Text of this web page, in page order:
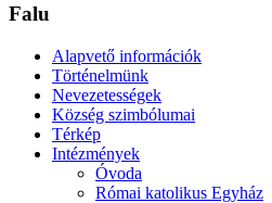
Falu
Alapvető információk
Történelmünk
Nevezetességek
Község szimbólumai
Térkép
Intézmények
Óvoda
Római katolikus Egyház